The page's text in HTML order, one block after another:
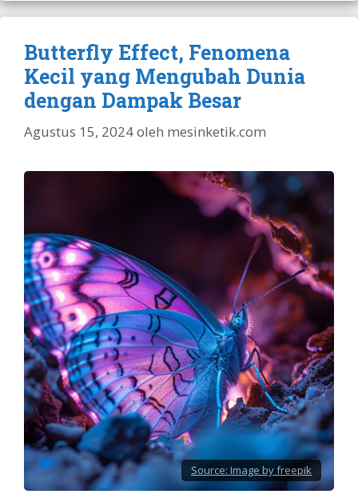
Butterfly Effect, Fenomena
Kecil yang Mengubah Dunia
dengan Dampak Besar
Agustus 15, 2024oleh mesinketik.com
Source: Image by freepik